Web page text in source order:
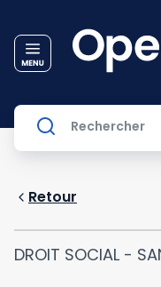
Retour
DROIT SOCIAL -